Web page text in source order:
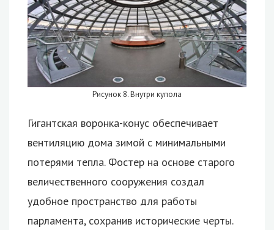
Рисунок 8. Внутри купола
Гигантская воронка-конус обеспечивает
вентиляцию дома зимой с минимальными
потерями тепла. Фостер на основе старого
величественного сооружения создал
удобное пространство для работы
парламента, сохранив исторические черты.